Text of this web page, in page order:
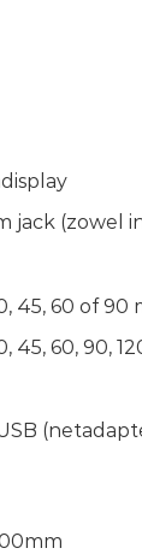
jack (zowel
45, 60 of 90
45, 60, 90,